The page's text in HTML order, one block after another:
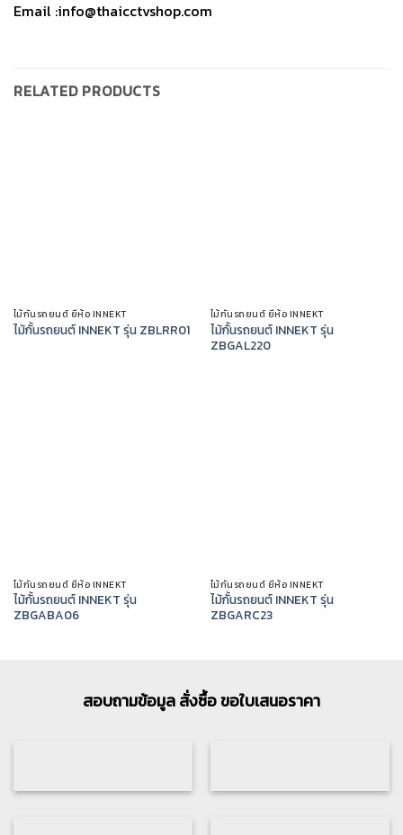
Email :info@thaicctvshop.com
RELATED PRODUCTS
ไม้กั้นรถยนต์ ยี่ห้อ INNEKT
ไม้กั้นรถยนต์ INNEKT รุ่น ZBLRR01
ไม้กั้นรถยนต์ ยี่ห้อ INNEKT
ไม้กั้นรถยนต์ INNEKT รุ่น
ZBGAL220
ไม้กั้นรถยนต์ ยี่ห้อ INNEKT
ไม้กั้นรถยนต์ INNEKT รุ่น
ZBGABA06
ไม้กั้นรถยนต์ ยี่ห้อ INNEKT
ไม้กั้นรถยนต์ INNEKT รุ่น
ZBGARC23
สอบถามข้อมูล สั่งซื้อ ขอใบเสนอราคา